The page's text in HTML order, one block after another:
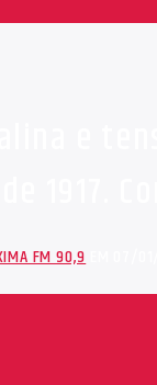
FM 90,9EM 07/01/